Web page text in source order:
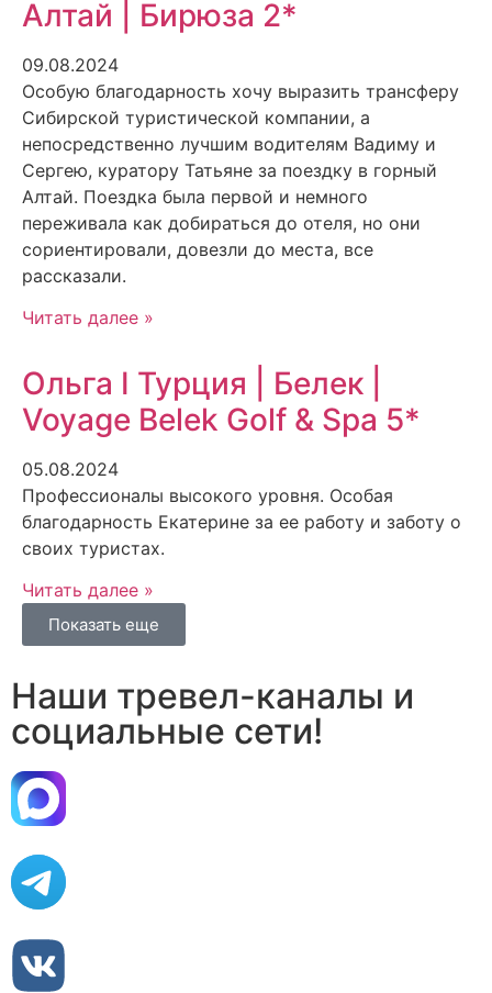
Алтай | Бирюза 2*
09.08.2024
Особую благодарность хочу выразить трансферу
Сибирской туристической компании, а
непосредственно лучшим водителям Вадиму и
Сергею, куратору Татьяне за поездку в горный
Алтай. Поездка была первой и немного
переживала как добираться до отеля, но они
сориентировали, довезли до места, все
рассказали.
Читать далее »
Ольга I Турция | Белек |
Voyage Belek Golf & Spa 5*
05.08.2024
Профессионалы высокого уровня. Особая
благодарность Екатерине за ее работу и заботу о
своих туристах.
Читать далее »
Показать еще
Наши тревел-каналы и
социальные сети!